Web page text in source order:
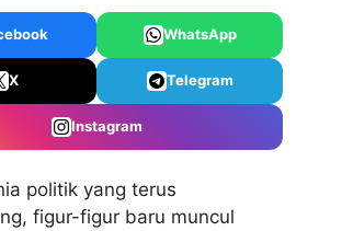
WhatsApp
X Telegram
Instagram
politik yang terus
figur-figur baru muncul